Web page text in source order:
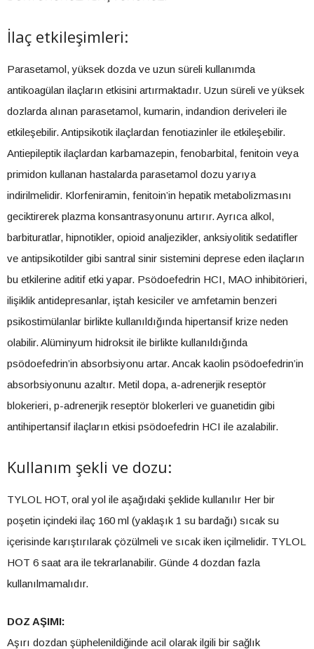
İlaç etkileşimleri:
Parasetamol, yüksek dozda ve uzun süreli kullanımda
antikoagülan ilaçların etkisini artırmaktadır. Uzun süreli ve yüksek
dozlarda alınan parasetamol, kumarin, indandion deriveleri ile
etkileşebilir. Antipsikotik ilaçlardan fenotiazinler ile etkileşebilir.
Antiepileptik ilaçlardan karbamazepin, fenobarbital, fenitoin veya
primidon kullanan hastalarda parasetamol dozu yarıya
indirilmelidir. Klorfeniramin, fenitoin’in hepatik metabolizmasını
geciktirerek plazma konsantrasyonunu artırır. Ayrıca alkol,
barbituratlar, hipnotikler, opioid analjezikler, anksiyolitik sedatifler
ve antipsikotilder gibi santral sinir sistemini deprese eden ilaçların
bu etkilerine aditif etki yapar. Psödoefedrin HCI, MAO inhibitörieri,
ilişiklik antidepresanlar, iştah kesiciler ve amfetamin benzeri
psikostimülanlar birlikte kullanıldığında hipertansif krize neden
olabilir. Alüminyum hidroksit ile birlikte kullanıldığında
psödoefedrin’in absorbsiyonu artar. Ancak kaolin psödoefedrin’in
absorbsiyonunu azaltır. Metil dopa, a-adrenerjik reseptör
blokerieri, p-adrenerjik reseptör blokerleri ve guanetidin gibi
antihipertansif ilaçların etkisi psödoefedrin HCI ile azalabilir.
Kullanım şekli ve dozu:
TYLOL HOT, oral yol ile aşağıdaki şeklide kullanılır Her bir
poşetin içindeki ilaç 160 ml (yaklaşık 1 su bardağı) sıcak su
içerisinde karıştırılarak çözülmeli ve sıcak iken içilmelidir. TYLOL
HOT 6 saat ara ile tekrarlanabilir. Günde 4 dozdan fazla
kullanılmamalıdır.
DOZ AŞIMI:
Aşırı dozdan şüphelenildiğinde acil olarak ilgili bir sağlık